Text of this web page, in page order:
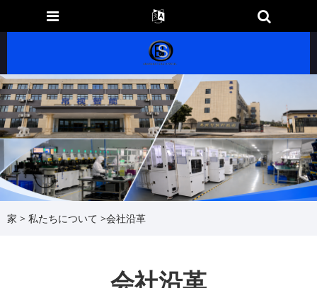
家 > 私たちについて >会社沿革